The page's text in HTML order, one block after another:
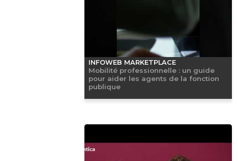
INFOWEB MARKETPLACE
Mobilité professionnelle : un guide
pour aider les agents de la fonction
publique